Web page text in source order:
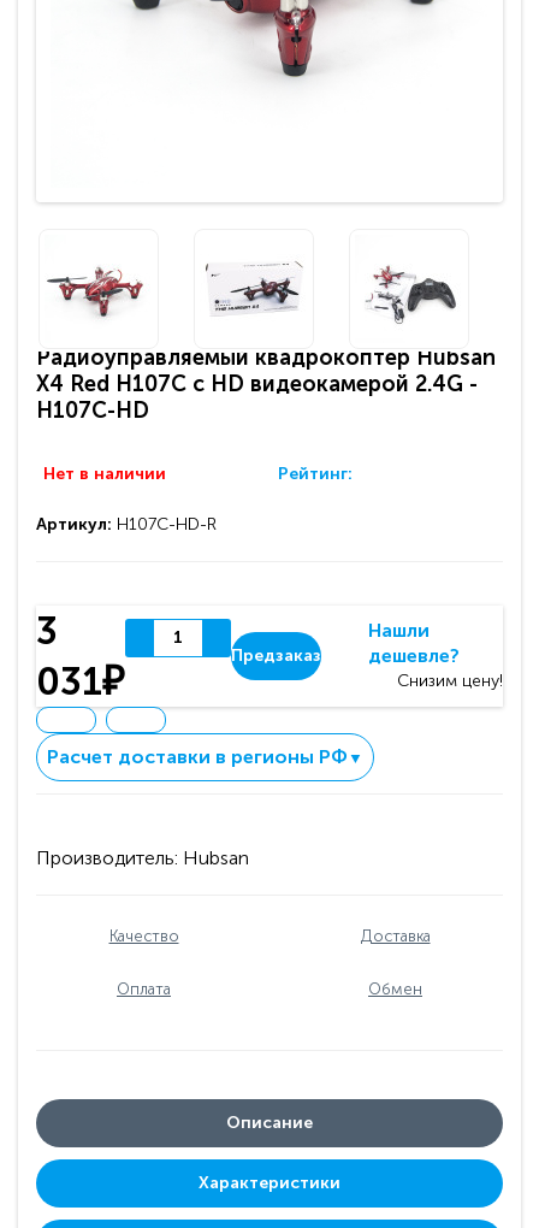
Радиоуправляемый квадрокоптер Hubsan
X4 Red H107C c HD видеокамерой 2.4G -
H107C-HD
Нет в наличии Рейтинг:
Артикул: H107C-HD-R
3
031₽
Предзаказ
Нашли
дешевле?
Снизим цену!
Расчет доставки в регионы РФ ▼
Производитель: Hubsan
Качество Доставка
Оплата Обмен
Описание
Характеристики